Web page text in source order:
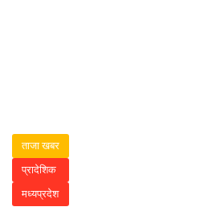
ताजा खबर
प्रादेशिक
मध्यप्रदेश